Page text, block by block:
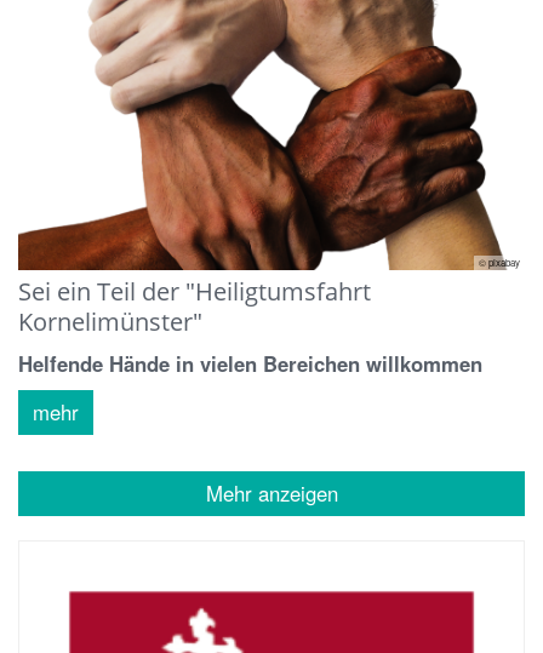
© pixabay
Sei ein Teil der "Heiligtumsfahrt
Kornelimünster"
Helfende Hände in vielen Bereichen willkommen
mehr
Mehr anzeigen